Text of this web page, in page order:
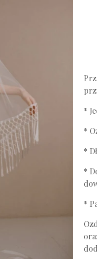
*
*
*
*
*